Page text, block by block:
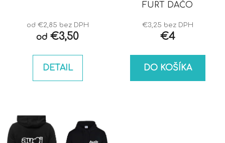
od €2,85 bez DPH
od €3,50
DETAIL
FURT DAČO
€3,25 bez DPH
€4
DO KOŠÍKA